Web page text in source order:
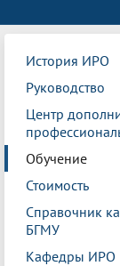
История ИРО
Руководство
Центр
Обучение
Стоимость
Справочник
БГМУ
Кафедры ИРО